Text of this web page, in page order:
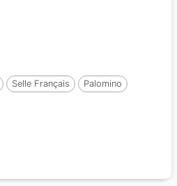
Selle Français
Palomino